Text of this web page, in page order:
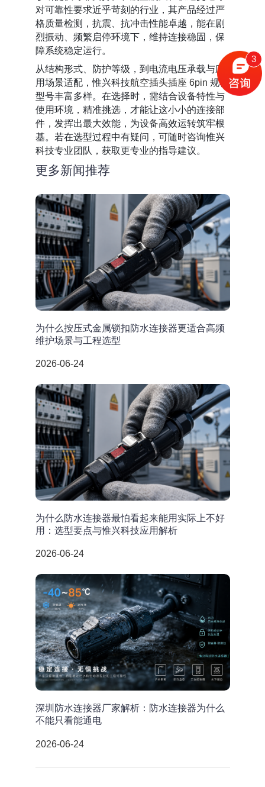
对可靠性要求近乎苛刻的行业，其产品经过严
格质量检测，抗震、抗冲击性能卓越，能在剧
烈振动、频繁启停环境下，维持连接稳固，保
障系统稳定运行。
从结构形式、防护等级，到电流电压承载与应
用场景适配，惟兴科技航空插头插座 6pin 规格
型号丰富多样。在选择时，需结合设备特性与
使用环境，精准挑选，才能让这小小的连接部
件，发挥出最大效能，为设备高效运转筑牢根
基。若在选型过程中有疑问，可随时咨询惟兴
科技专业团队，获取更专业的指导建议。
更多新闻推荐
为什么按压式金属锁扣防水连接器更适合高频
维护场景与工程选型
2026-06-24
为什么防水连接器最怕看起来能用实际上不好
用：选型要点与惟兴科技应用解析
2026-06-24
深圳防水连接器厂家解析：防水连接器为什么
不能只看能通电
2026-06-24
3